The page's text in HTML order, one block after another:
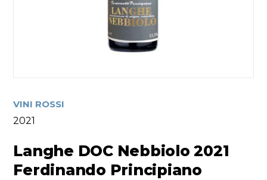
VINI ROSSI
2021
Langhe DOC Nebbiolo 2021
Ferdinando Principiano